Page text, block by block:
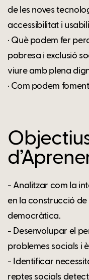
de les noves
accessibilitat i
· Què podem fer
pobresa i exclusió
viure amb plena
· Com podem
- Analitzar com la
en la construcció
democràtica.
- Desenvolupar el
problemes socials i
- Identificar
reptes socials